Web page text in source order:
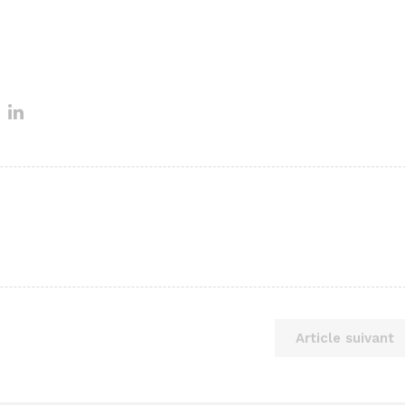
Article suivant